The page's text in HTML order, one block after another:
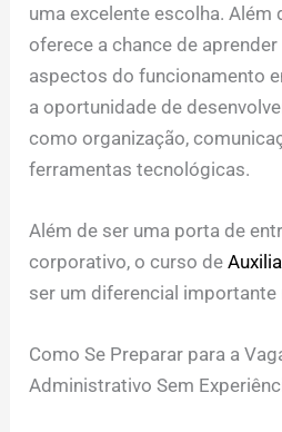
uma excelente escolha. Além
oferece a chance de
aspectos do funcionamento
a oportunidade de
como organização,
ferramentas tecnológicas.
Além de ser uma porta de
corporativo, o curso de
ser um diferencial importante
Como Se Preparar para a
Administrativo Sem